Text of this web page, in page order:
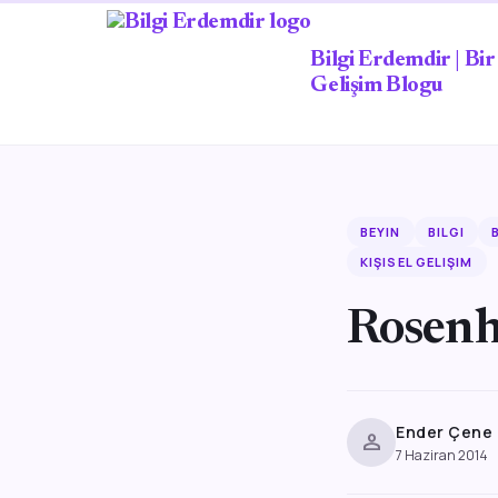
Bilgi Erdemdir | Bir
Gelişim Blogu
BEYIN BILGI
KIŞISEL GELIŞIM
person Ender Çene
7 Haziran 2014